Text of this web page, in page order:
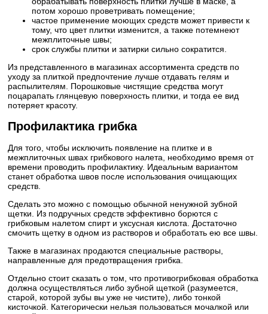
потом хорошо проветривать помещение;
частое применение моющих средств может привести к
тому, что цвет плитки изменится, а также потемнеют
межплиточные швы;
срок службы плитки и затирки сильно сократится.
Из представленного в магазинах ассортимента средств по
уходу за плиткой предпочтение лучше отдавать гелям и
распылителям. Порошковые чистящие средства могут
поцарапать глянцевую поверхность плитки, и тогда ее вид
потеряет красоту.
Профилактика грибка
Для того, чтобы исключить появление на плитке и в
межплиточных швах грибкового налета, необходимо время от
времени проводить профилактику. Идеальным вариантом
станет обработка швов после использования очищающих
средств.
Сделать это можно с помощью обычной ненужной зубной
щетки. Из подручных средств эффективно борются с
грибковым налетом спирт и уксусная кислота. Достаточно
смочить щетку в одном из растворов и обработать ею все швы.
Также в магазинах продаются специальные растворы,
направленные для предотвращения грибка.
Отдельно стоит сказать о том, что противогрибковая обработка
должна осуществляться либо зубной щеткой (разумеется,
старой, которой зубы вы уже не чистите), либо тонкой
кисточкой. Категорически нельзя пользоваться мочалкой или